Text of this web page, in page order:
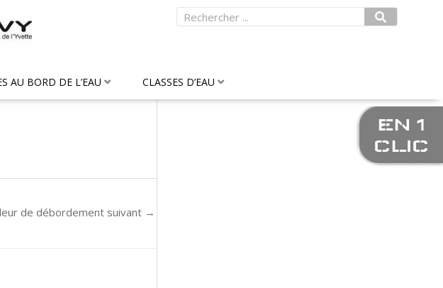
Rechercher
AU BORD DE L’EAU CLASSES D’EAU
de débordement suivant →
EN 1
CLIC